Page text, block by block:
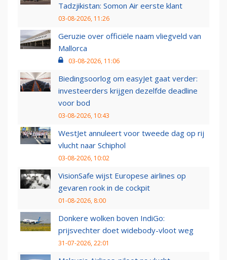
Tadzjikistan: Somon Air eerste klant
03-08-2026, 11:26
Geruzie over officiële naam vliegveld van
Mallorca
03-08-2026, 11:06
Biedingsoorlog om easyJet gaat verder:
investeerders krijgen dezelfde deadline
voor bod
03-08-2026, 10:43
WestJet annuleert voor tweede dag op rij
vlucht naar Schiphol
03-08-2026, 10:02
VisionSafe wijst Europese airlines op
gevaren rook in de cockpit
01-08-2026, 8:00
Donkere wolken boven IndiGo:
prijsvechter doet widebody-vloot weg
31-07-2026, 22:01